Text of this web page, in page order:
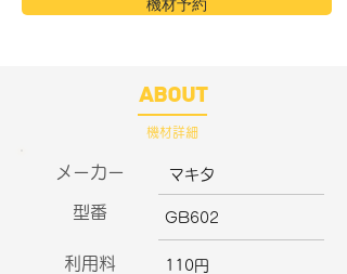
機材予約
ABOUT
​機材詳細
​メーカー マキタ
GB602
​利用料 110円
​型番